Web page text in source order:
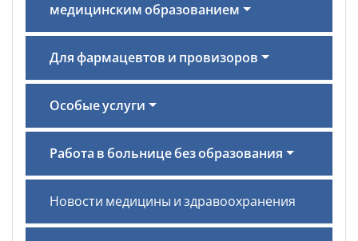
медицинским образованием
Для фармацевтов и провизоров
Особые услуги
Работа в больнице без образования
Новости медицины и здравоохранения